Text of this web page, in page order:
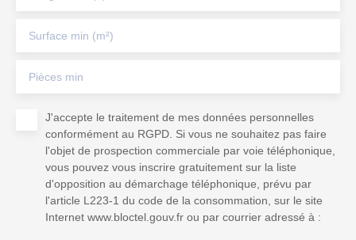
Surface min (m²)
Pièces min
J'accepte le traitement de mes données personnelles
conformément au RGPD. Si vous ne souhaitez pas faire
l'objet de prospection commerciale par voie téléphonique,
vous pouvez vous inscrire gratuitement sur la liste
d'opposition au démarchage téléphonique, prévu par
l'article L223-1 du code de la consommation, sur le site
Internet www.bloctel.gouv.fr ou par courrier adressé à :